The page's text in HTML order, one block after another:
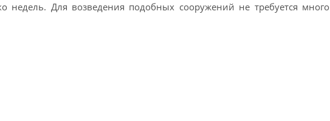
недель. Для возведения подобных сооружений не требуется много